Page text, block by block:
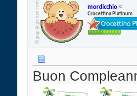
mordicchio
Crocettina Platinum
Buon